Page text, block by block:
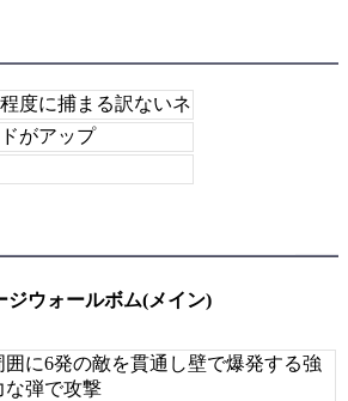
度に捕まる訳ないネ
がアップ
ジウォールボム(メイン)
囲に6発の敵を貫通し壁で爆発する強
な弾で攻撃